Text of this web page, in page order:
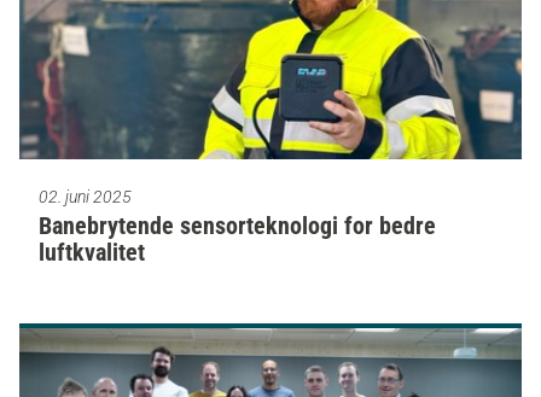
02. juni 2025
Banebrytende sensorteknologi for bedre
luftkvalitet